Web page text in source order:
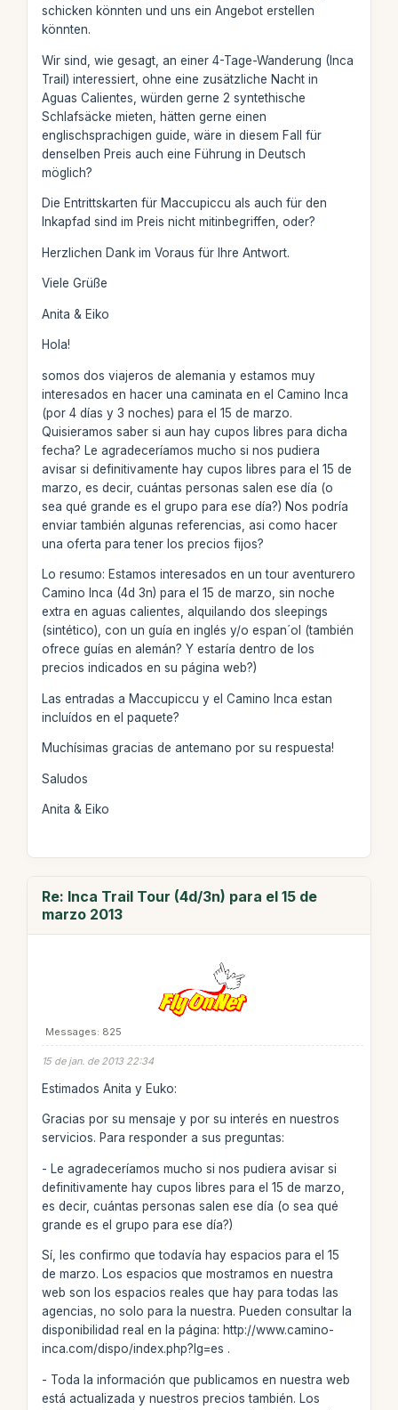
schicken könnten und uns ein Angebot erstellen
könnten.
Wir sind, wie gesagt, an einer 4-Tage-Wanderung (Inca
Trail) interessiert, ohne eine zusätzliche Nacht in
Aguas Calientes, würden gerne 2 syntethische
Schlafsäcke mieten, hätten gerne einen
englischsprachigen guide, wäre in diesem Fall für
denselben Preis auch eine Führung in Deutsch
möglich?
Die Entrittskarten für Maccupiccu als auch für den
Inkapfad sind im Preis nicht mitinbegriffen, oder?
Herzlichen Dank im Voraus für Ihre Antwort.
Viele Grüße
Anita & Eiko
Hola!
somos dos viajeros de alemania y estamos muy
interesados en hacer una caminata en el Camino Inca
(por 4 días y 3 noches) para el 15 de marzo.
Quisieramos saber si aun hay cupos libres para dicha
fecha? Le agradeceríamos mucho si nos pudiera
avisar si definitivamente hay cupos libres para el 15 de
marzo, es decir, cuántas personas salen ese día (o
sea qué grande es el grupo para ese día?) Nos podría
enviar también algunas referencias, asi como hacer
una oferta para tener los precios fijos?
Lo resumo: Estamos interesados en un tour aventurero
Camino Inca (4d 3n) para el 15 de marzo, sin noche
extra en aguas calientes, alquilando dos sleepings
(sintético), con un guía en inglés y/o espan´ol (también
ofrece guías en alemán? Y estaría dentro de los
precios indicados en su página web?)
Las entradas a Maccupiccu y el Camino Inca estan
incluídos en el paquete?
Muchísimas gracias de antemano por su respuesta!
Saludos
Anita & Eiko
Re: Inca Trail Tour (4d/3n) para el 15 de
marzo 2013
Messages: 825
15 de jan. de 2013 22:34
Estimados Anita y Euko:
Gracias por su mensaje y por su interés en nuestros
servicios. Para responder a sus preguntas:
- Le agradeceríamos mucho si nos pudiera avisar si
definitivamente hay cupos libres para el 15 de marzo,
es decir, cuántas personas salen ese día (o sea qué
grande es el grupo para ese día?)
Sí, les confirmo que todavía hay espacios para el 15
de marzo. Los espacios que mostramos en nuestra
web son los espacios reales que hay para todas las
agencias, no solo para la nuestra. Pueden consultar la
disponibilidad real en la página: http://www.camino-
inca.com/dispo/index.php?lg=es .
- Toda la información que publicamos en nuestra web
está actualizada y nuestros precios también. Los